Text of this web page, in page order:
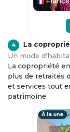
4
La
Un mode
La copropriété
plus de retraités
et services tout
patrimoine.
À la une